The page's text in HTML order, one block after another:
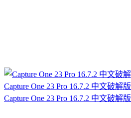
Capture One 23 Pro 16.7.2 中文破解版
Capture One 23 Pro 16.7.2 中文破解版